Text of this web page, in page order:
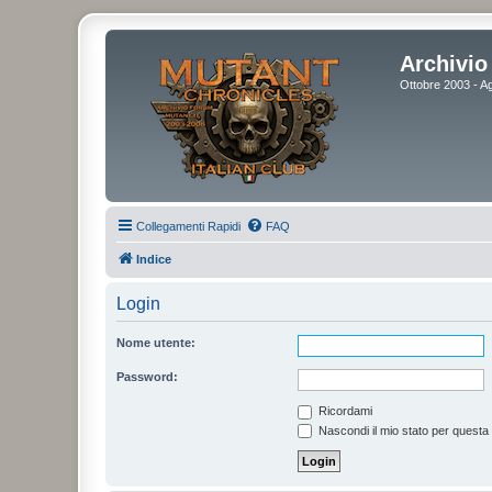
Ottobre 2003 -
Collegamenti Rapidi FAQ
Indice
Login
Nome utente:
Password:
Ricordami
Nascondi il mio stato per